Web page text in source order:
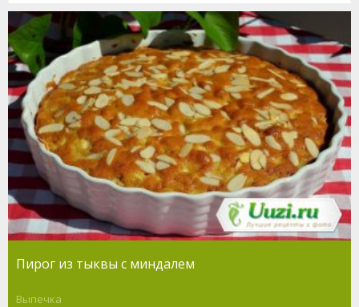
Пирог из тыквы с миндалем
Выпечка